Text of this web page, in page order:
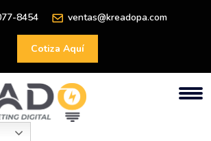
8454 ventas@kreadopa.com
Cotiza Aquí